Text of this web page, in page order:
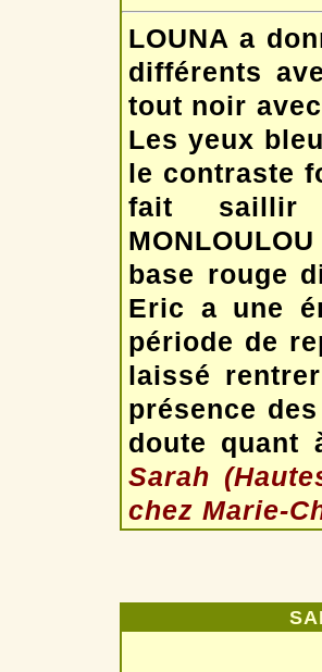
LOUNA a
différents
tout noir
Les yeux
le contraste
fait saillir
base rouge
Eric a une
période de
laissé
présence
doute quant
Sarah
chez Marie-